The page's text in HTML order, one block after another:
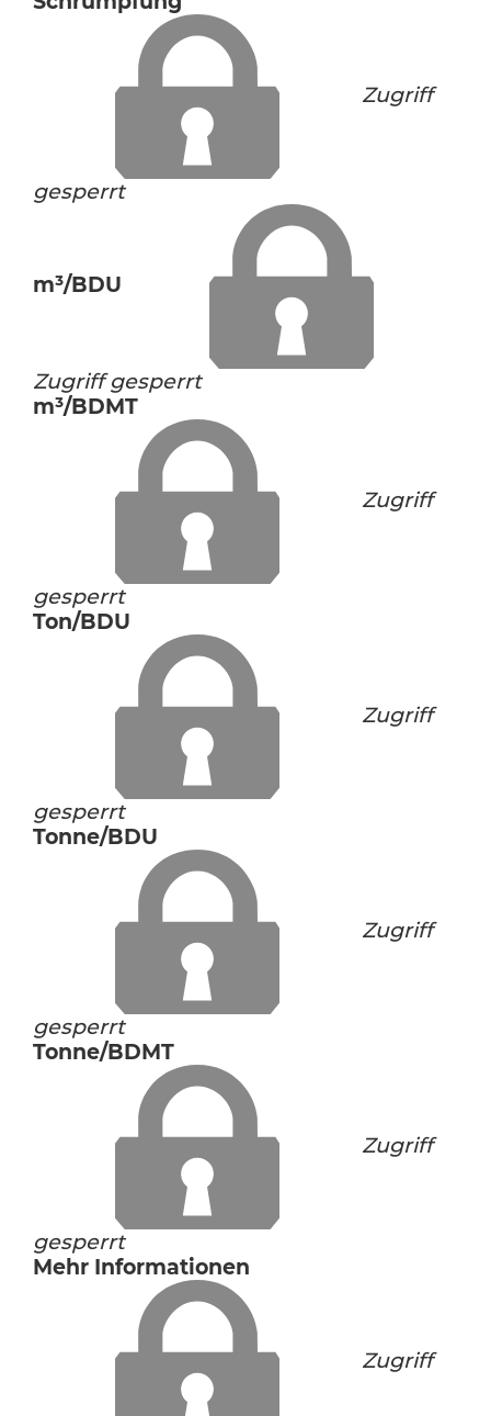
Zugriff
gesperrt
m³/BDU
Zugriff gesperrt
m³/BDMT
Zugriff
gesperrt
Ton/BDU
Zugriff
gesperrt
Tonne/BDU
Zugriff
gesperrt
Tonne/BDMT
Zugriff
gesperrt
Mehr Informationen
Zugriff